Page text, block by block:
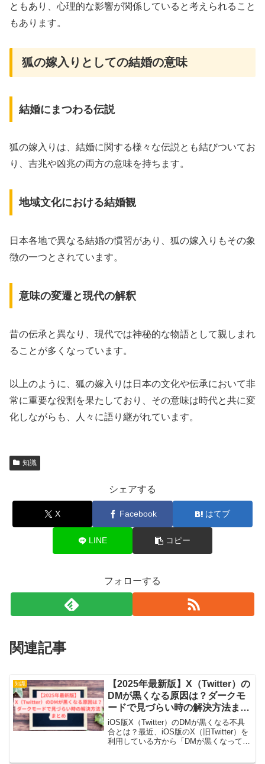
ともあり、心理的な影響が関係していると考えられること
もあります。
狐の嫁入りとしての結婚の意味
結婚にまつわる伝説
狐の嫁入りは、結婚に関する様々な伝説とも結びついてお
り、吉兆や凶兆の両方の意味を持ちます。
地域文化における結婚観
日本各地で異なる結婚の慣習があり、狐の嫁入りもその象
徴の一つとされています。
意味の変遷と現代の解釈
昔の伝承と異なり、現代では神秘的な物語として親しまれ
ることが多くなっています。
以上のように、狐の嫁入りは日本の文化や伝承において非
常に重要な役割を果たしており、その意味は時代と共に変
化しながらも、人々に語り継がれています。
知識
シェアする
X Facebook はてブ
LINE コピー
フォローする
関連記事
知識
【2025年最新版】X（Twitter）の
DMが黒くなる原因は？ダークモ
ードで見づらい時の解決方法まと
め
iOS版X（Twitter）のDMが黒くなる不具
合とは？最近、iOS版のX（旧Twitter）を
利用している方から「DMが黒くなって読